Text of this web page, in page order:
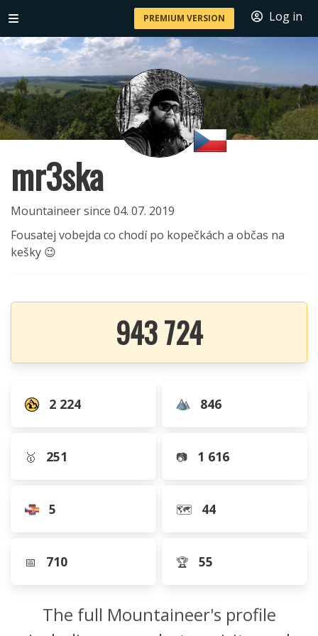
PREMIUM VERSION Log in
mr3ska
Mountaineer since 04. 07. 2019
Fousatej vobejda co chodí po kopečkách a občas na
kešky 😉
943 724
2 224 846
🥇 251 📷 1 616
5 🗺️ 44
📅 710 🏆 55
The full Mountaineer's profile